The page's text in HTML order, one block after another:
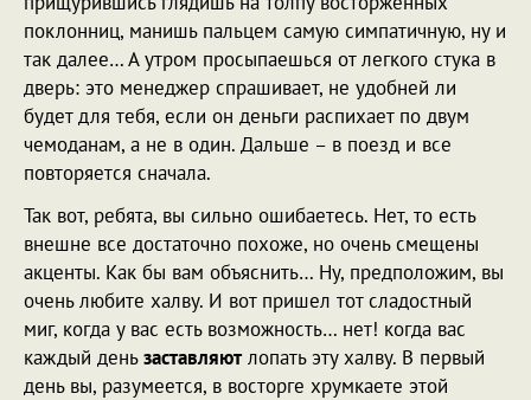
поклонниц, манишь пальцем самую симпатичную, ну и
так далее… А утром просыпаешься от легкого стука в
дверь: это менеджер спрашивает, не удобней ли
будет для тебя, если он деньги распихает по двум
чемоданам, а не в один. Дальше – в поезд и все
повторяется сначала.
Так вот, ребята, вы сильно ошибаетесь. Нет, то есть
внешне все достаточно похоже, но очень смещены
акценты. Как бы вам объяснить… Ну, предположим, вы
очень любите халву. И вот пришел тот сладостный
миг, когда у вас есть возможность… нет! когда вас
каждый деньзаставляют лопать эту халву. В первый
день вы, разумеется, в восторге хрумкаете этой